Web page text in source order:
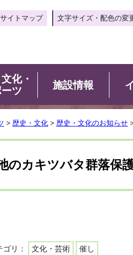
サイトマップ 文字サイズ・配色の変
化・
ツ
施設情報
> 歴史・文化 > 歴史・文化のお知らせ
のカキツバタ群落
リ： 文化・芸術 催し